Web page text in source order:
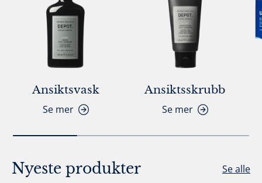
Ansiktsvask
Se mer
Ansiktsskrubb
Se mer
Nyeste produkter Se alle